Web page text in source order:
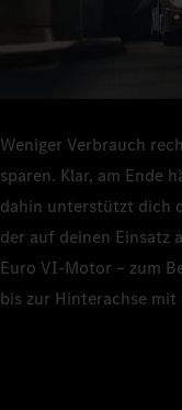
senken. Auf
Landstraße.
Weniger Verbrauch
sparen. Klar, am Ende
dahin unterstützt dich
der auf deinen Einsatz
Euro VI‑Motor – zum
bis zur Hinterachse mit